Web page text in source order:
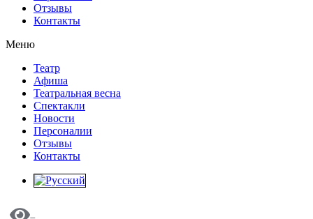
Отзывы
Контакты
Меню
Театр
Афиша
Театральная весна
Спектакли
Новости
Персоналии
Отзывы
Контакты